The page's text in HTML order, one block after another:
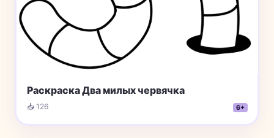
Раскраска Два милых червячка
📥 126 6+